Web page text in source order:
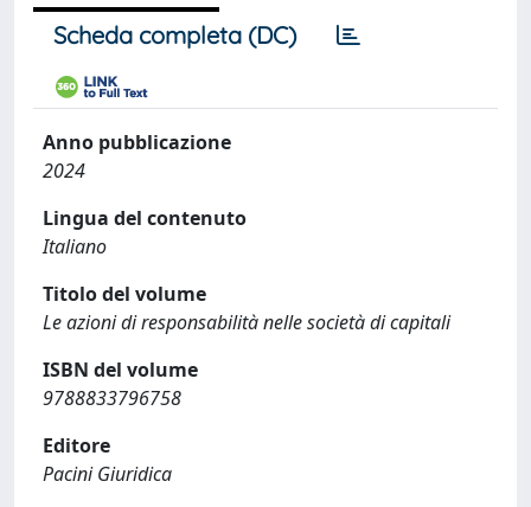
Scheda completa (DC)
Anno pubblicazione
2024
Lingua del contenuto
Italiano
Titolo del volume
Le azioni di responsabilità nelle società di capitali
ISBN del volume
9788833796758
Editore
Pacini Giuridica